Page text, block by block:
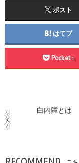
ポスト
はてブ
Pocket 1
白内障とは